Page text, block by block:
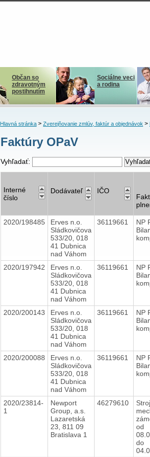
Občan so
zdravotným
postihnutím
Sociálne veci
a rodina
Hlavná stránka> Zverejňovanie zmlúv, faktúr a objednávok>
Faktúry OPaV
Vyhľadať:
Interné
číslo
Dodávateľ IČO
2020/198485
Erves n.o.
Sládkovičova
533/20, 018
41 Dubnica
nad Váhom
36119661
NP
2020/197942
Erves n.o.
Sládkovičova
533/20, 018
41 Dubnica
nad Váhom
36119661
NP
2020/200143
Erves n.o.
Sládkovičova
533/20, 018
41 Dubnica
nad Váhom
36119661
NP
2020/200088
Erves n.o.
Sládkovičova
533/20, 018
41 Dubnica
nad Váhom
36119661
NP
2020/23814-
1
Newport
Group, a.s.
Lazaretská
23, 811 09
Bratislava 1
46279610
od
do